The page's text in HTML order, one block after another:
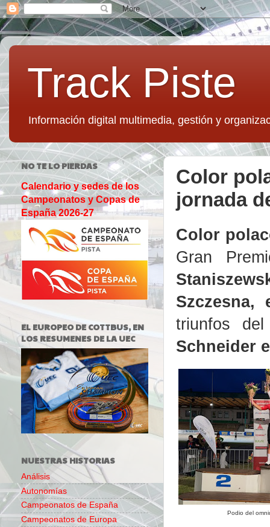
Track Piste
Información digital multimedia, gestión y
Color
jornada
Color
Gran
Szczesna,
triunfos del
Schneider
Podio del
NO TE LO PIERDAS
Calendario y sedes de los
Campeonatos y Copas de
España 2026-27
EL EUROPEO DE COTTBUS, EN
LOS RESUMENES DE LA UEC
NUESTRAS HISTORIAS
Análisis
Autonomías
Campeonatos de España
Campeonatos de Europa